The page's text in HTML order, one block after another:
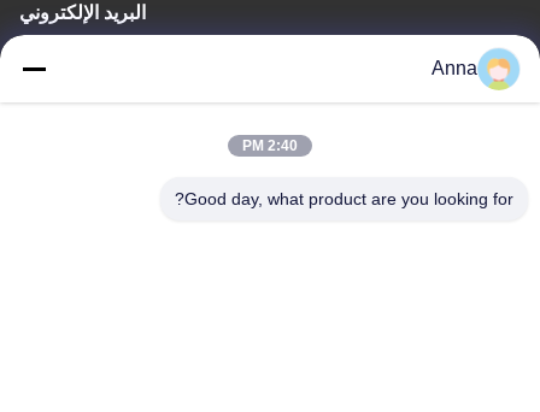
البريد الإلكتروني
wfmbeide@163.com
Anna
2:40 PM
Good day, what product are you looking for?